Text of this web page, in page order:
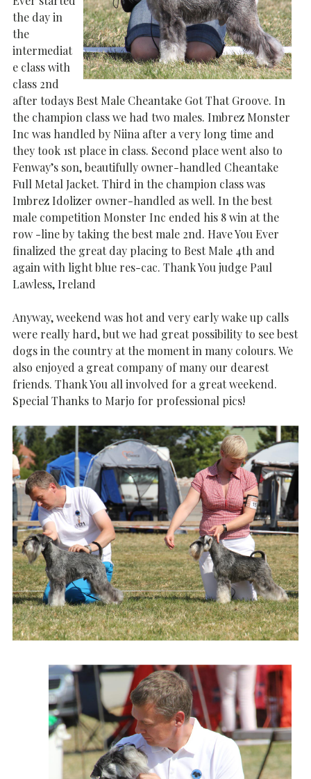
the day in
the
intermediat
e class with
class 2nd
after todays Best Male Cheantake Got That Groove. In
the champion class we had two males. Imbrez Monster
Inc was handled by Niina after a very long time and
they took 1st place in class. Second place went also to
Fenway’s son, beautifully owner-handled Cheantake
Full Metal Jacket. Third in the champion class was
Imbrez Idolizer owner-handled as well. In the best
male competition Monster Inc ended his 8 win at the
row -line by taking the best male 2nd. Have You Ever
finalized the great day placing to Best Male 4th and
again with light blue res-cac. Thank You judge Paul
Lawless, Ireland
Anyway, weekend was hot and very early wake up calls
were really hard, but we had great possibility to see best
dogs in the country at the moment in many colours. We
also enjoyed a great company of many our dearest
friends. Thank You all involved for a great weekend.
Special Thanks to Marjo for professional pics!